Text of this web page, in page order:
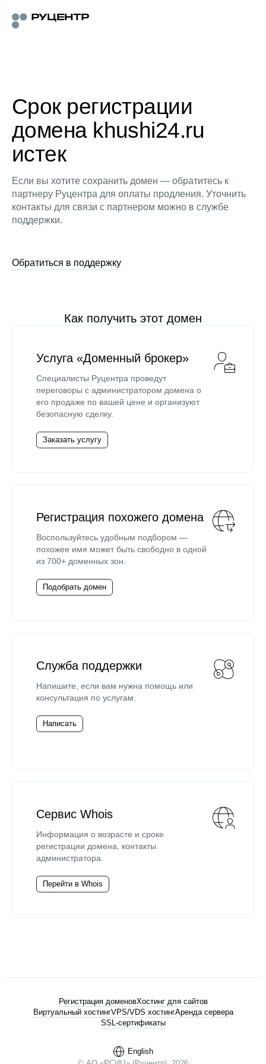
Срок регистрации
домена khushi24.ru
истек
Если вы хотите сохранить домен — обратитесь к
партнеру Руцентра для оплаты продления. Уточнить
контакты для связи с партнером можно в службе
поддержки.
Обратиться в поддержку
Как получить этот домен
Услуга «Доменный брокер»
Специалисты Руцентра проведут
переговоры с администратором домена о
его продаже по вашей цене и организуют
безопасную сделку.
Заказать услугу
Регистрация похожего домена
Воспользуйтесь удобным подбором —
похожее имя может быть свободно в одной
из 700+ доменных зон.
Подобрать домен
Служба поддержки
Напишите, если вам нужна помощь или
консультация по услугам.
Написать
Сервис Whois
Информация о возрасте и сроке
регистрации домена, контакты
администратора.
Перейти в Whois
English
Регистрация доменовХостинг для сайтов
Виртуальный хостингVPS/VDS хостингАренда сервера
SSL-сертификаты